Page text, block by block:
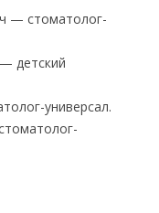
— стоматолог-
детский
универсал.